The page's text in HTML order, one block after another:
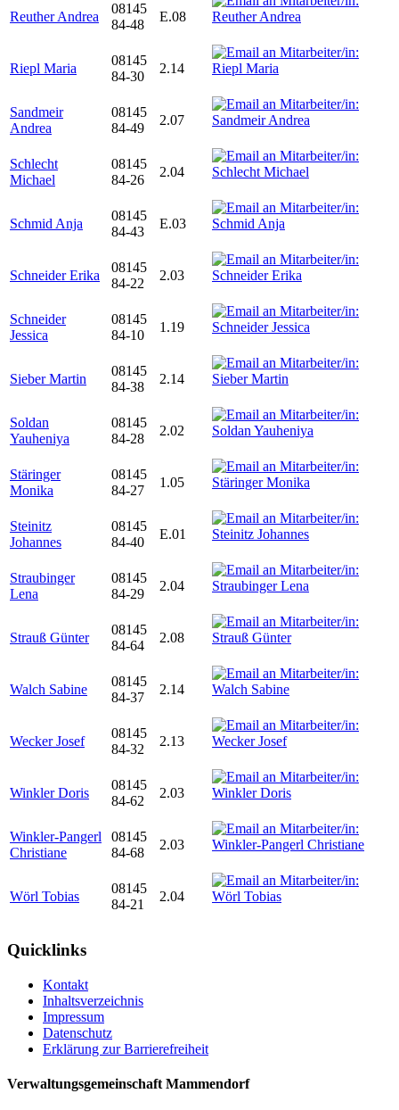
Reuther Andrea
08145
84-48
E.08
Riepl Maria
08145
84-30
2.14
Sandmeir
Andrea
08145
84-49
2.07
Schlecht
Michael
08145
84-26
2.04
Schmid Anja
08145
84-43
E.03
Schneider Erika
08145
84-22
2.03
Schneider
Jessica
08145
84-10
1.19
Sieber Martin
08145
84-38
2.14
Soldan
Yauheniya
08145
84-28
2.02
Stäringer
Monika
08145
84-27
1.05
Steinitz
Johannes
08145
84-40
E.01
Straubinger
Lena
08145
84-29
2.04
Strauß Günter
08145
84-64
2.08
Walch Sabine
08145
84-37
2.14
Wecker Josef
08145
84-32
2.13
Winkler Doris
08145
84-62
2.03
Winkler-Pangerl
Christiane
08145
84-68
2.03
Wörl Tobias
08145
84-21
2.04
Quicklinks
Kontakt
Inhaltsverzeichnis
Impressum
Datenschutz
Erklärung zur Barrierefreiheit
Verwaltungsgemeinschaft Mammendorf